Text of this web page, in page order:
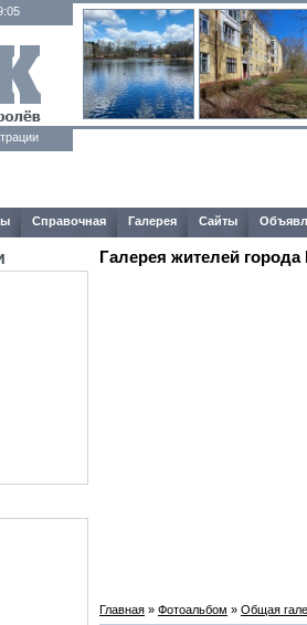
Справочная Галерея Сайты
Галерея жителей города
Главная » Фотоальбом » Общая